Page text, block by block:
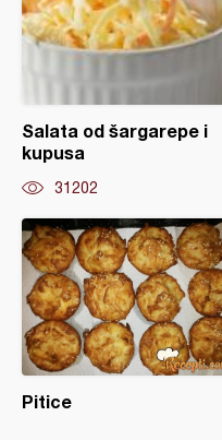
Salata od šargarepe i
kupusa
31202
Pitice